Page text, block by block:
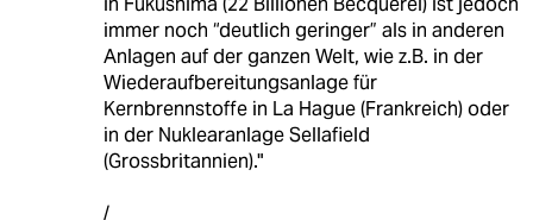
immer noch “deutlich geringer” als in anderen
Anlagen auf der ganzen Welt, wie z.B. in der
Wiederaufbereitungsanlage für
Kernbrennstoffe in La Hague (Frankreich) oder
in der Nuklearanlage Sellafield
(Grossbritannien)."
/